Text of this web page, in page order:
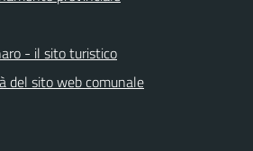
- il sito turistico
del sito web comunale